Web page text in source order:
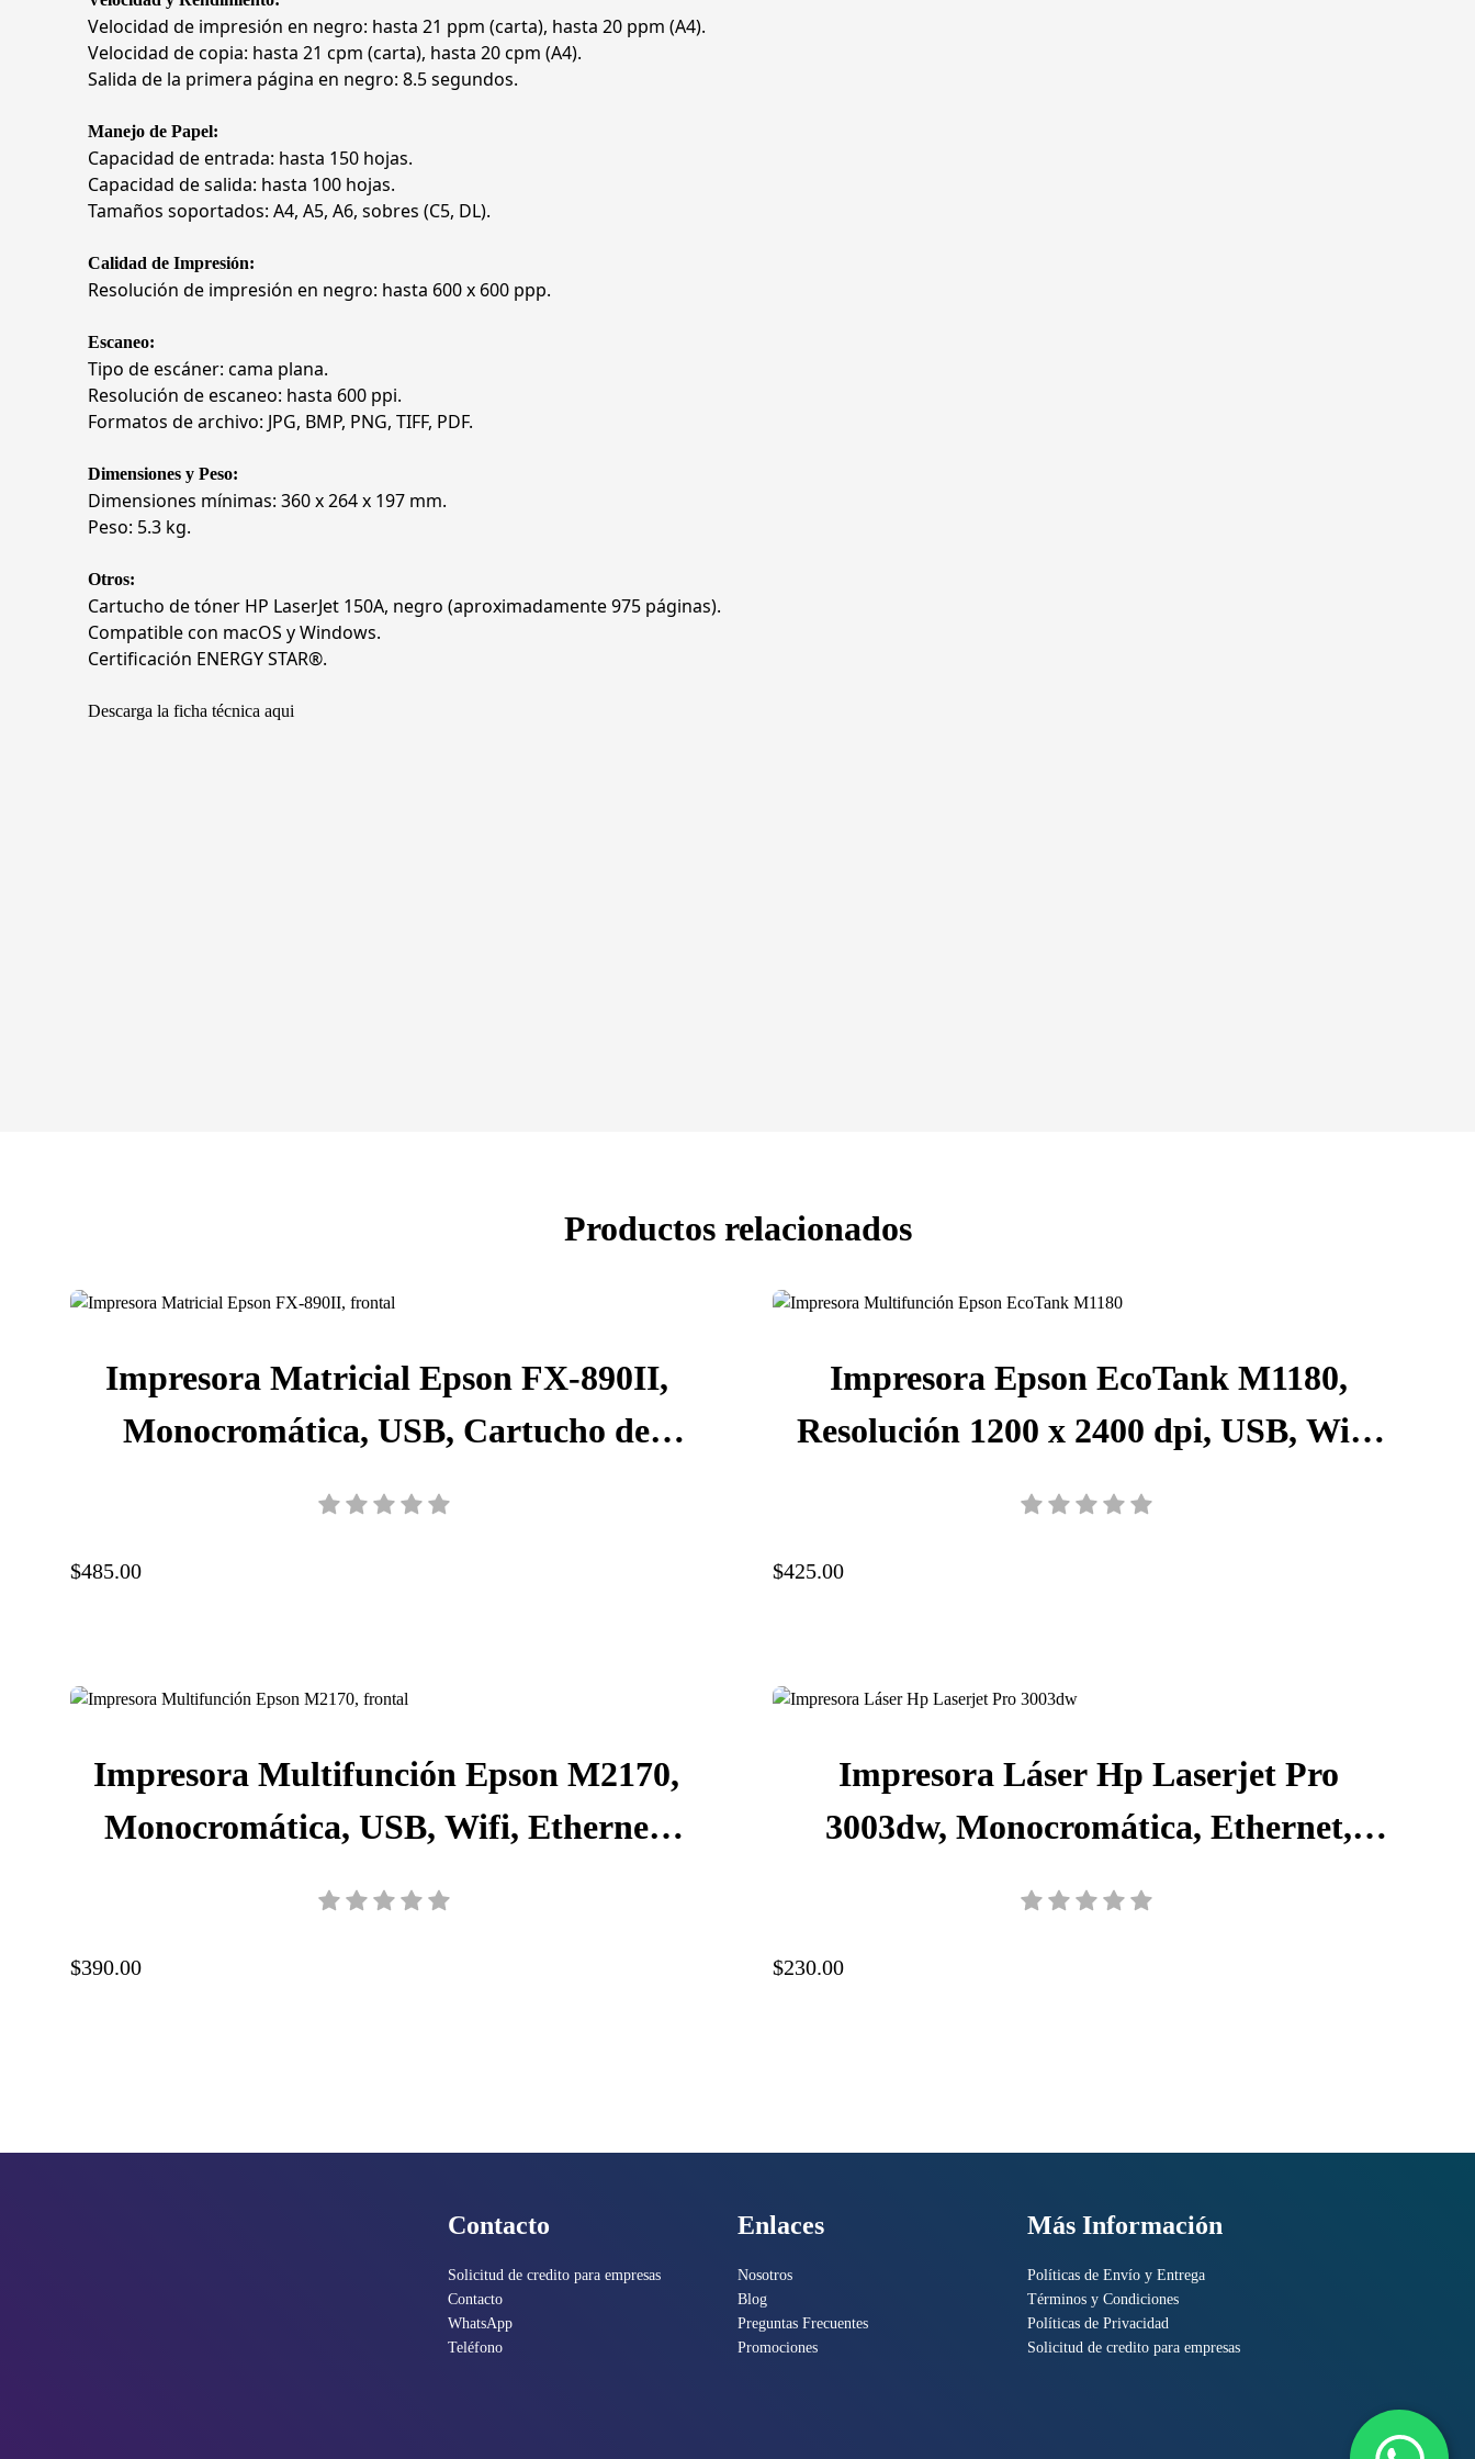
Velocidad de impresión en negro: hasta 21 ppm (carta), hasta 20 ppm (A4).
Velocidad de copia: hasta 21 cpm (carta), hasta 20 cpm (A4).
Salida de la primera página en negro: 8.5 segundos.
Manejo de Papel:
Capacidad de entrada: hasta 150 hojas.
Capacidad de salida: hasta 100 hojas.
Tamaños soportados: A4, A5, A6, sobres (C5, DL).
Calidad de Impresión:
Resolución de impresión en negro: hasta 600 x 600 ppp.
Escaneo:
Tipo de escáner: cama plana.
Resolución de escaneo: hasta 600 ppi.
Formatos de archivo: JPG, BMP, PNG, TIFF, PDF.
Dimensiones y Peso:
Dimensiones mínimas: 360 x 264 x 197 mm.
Peso: 5.3 kg.
Otros:
Cartucho de tóner HP LaserJet 150A, negro (aproximadamente 975 páginas).
Compatible con macOS y Windows.
Certificación ENERGY STAR®.
Descarga la ficha técnica aqui
Productos relacionados
Impresora Matricial Epson FX-890II,
Monocromática, USB, Cartucho de
$485.00
Impresora Epson EcoTank M1180,
Resolución 1200 x 2400 dpi, USB, Wifi,
hojas, Monocromática, C11CG94301
$425.00
Impresora Multifunción Epson M2170,
Monocromática, USB, Wifi, Ethernet,
$390.00
Impresora Láser Hp Laserjet Pro
3003dw, Monocromática, Ethernet,
$230.00
Contacto
Solicitud de credito para empresas
Contacto
WhatsApp
Teléfono
Enlaces
Nosotros
Blog
Preguntas Frecuentes
Promociones
Más Información
Políticas de Envío y Entrega
Términos y Condiciones
Políticas de Privacidad
Solicitud de credito para empresas